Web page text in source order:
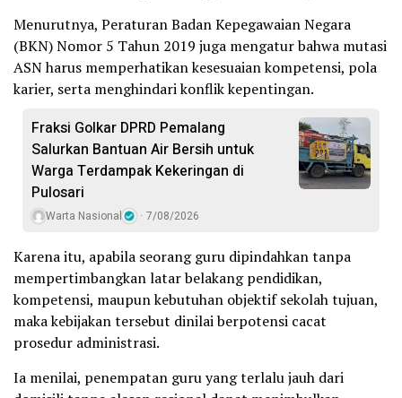
Menurutnya, Peraturan Badan Kepegawaian Negara
(BKN) Nomor 5 Tahun 2019 juga mengatur bahwa mutasi
ASN harus memperhatikan kesesuaian kompetensi, pola
karier, serta menghindari konflik kepentingan.
Fraksi Golkar DPRD Pemalang
Salurkan Bantuan Air Bersih untuk
Warga Terdampak Kekeringan di
Pulosari
Warta Nasional 7/08/2026
Karena itu, apabila seorang guru dipindahkan tanpa
mempertimbangkan latar belakang pendidikan,
kompetensi, maupun kebutuhan objektif sekolah tujuan,
maka kebijakan tersebut dinilai berpotensi cacat
prosedur administrasi.
Ia menilai, penempatan guru yang terlalu jauh dari